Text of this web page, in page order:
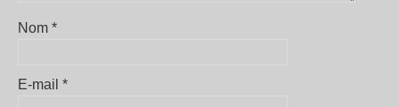
Nom *
E-mail *